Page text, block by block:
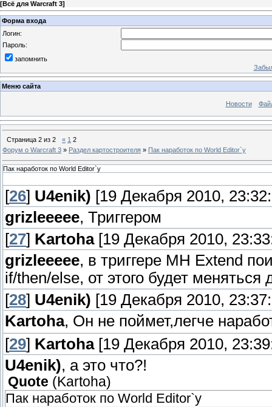
[Всё для Warcraft 3]
Форма входа
Логин:
Пароль:
запомнить
Меню сайта
Новости
Страница 2 из 2 « 1 2
Форум о Warcraft 3 » Раздел картостроителя » Пак наработок по World Editor`у
Пак наработок по World Editor`у
[26] U4enik) [19 Декабря 2010,
grizleeeee, Триггером
[27] Kartoha[19 Декабря 2010,
grizleeeee, в триггере MH Extend
if/then/else, от этого будет меняться
[28] U4enik) [19 Декабря 2010,
Kartoha, Он не поймет,легче
[29] Kartoha[19 Декабря 2010,
U4enik), а это что?!
Quote ( Kartoha)
Пак наработок по World Editor`у